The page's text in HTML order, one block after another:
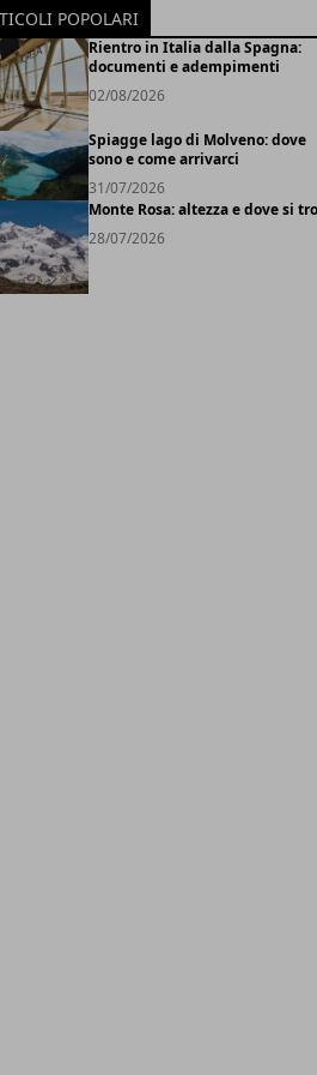
POPOLARI
Rientro in Italia dalla Spagna:
documenti e adempimenti
02/08/2026
Spiagge lago di Molveno: dove
sono e come arrivarci
31/07/2026
Monte Rosa: altezza e dove si
28/07/2026